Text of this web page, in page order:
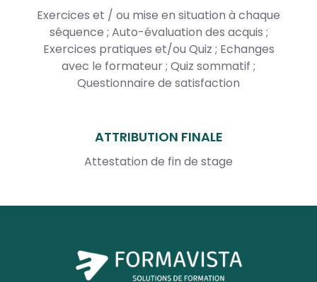
Exercices et / ou mise en situation à chaque
séquence ; Auto-évaluation des acquis ;
Exercices pratiques et/ou Quiz ; Echanges
avec le formateur ; Quiz sommatif ;
Questionnaire de satisfaction
ATTRIBUTION FINALE
Attestation de fin de stage